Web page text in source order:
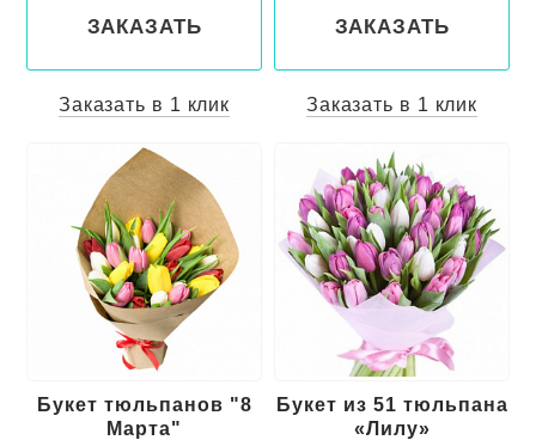
ЗАКАЗАТЬ
Заказать в 1 клик
ЗАКАЗАТЬ
Заказать в 1 клик
Букет тюльпанов "8
Марта"
Букет из 51 тюльпана
«Лилу»